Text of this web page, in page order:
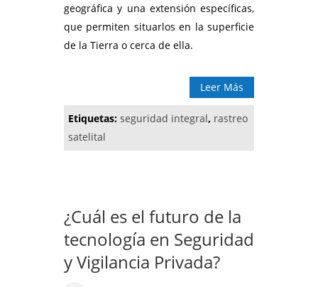
geográfica y una extensión específicas,
que permiten situarlos en la superficie
de la Tierra o cerca de ella.
Leer Más
Etiquetas: seguridad integral, rastreo
satelital
¿Cuál es el futuro de la
tecnología en Seguridad
y Vigilancia Privada?